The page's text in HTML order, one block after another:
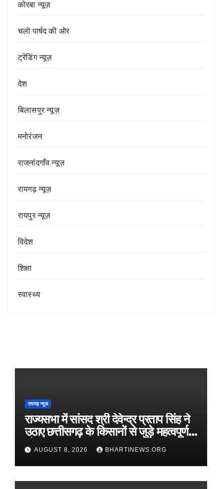
कोरबा न्यूज़
चलो पार्षद की ओर
ट्रेंडिंग न्यूज़
देश
बिलासपुर न्यूज़
मनोरंजन
राजनांदगाँव न्यूज़
रायगढ़ न्यूज़
रायपुर न्यूज़
विदेश
शिक्षा
स्वास्थ्य
रायगढ़ न्यूज़
राज्यसभा में सांसद श्री देवेन्द्र प्रताप सिंह ने
उठाए छत्तीसगढ़ के किसानों से जुड़े महत्वपूर्ण
मुद्दे AUGUST 8, 2026 BHARTINEWS.ORG